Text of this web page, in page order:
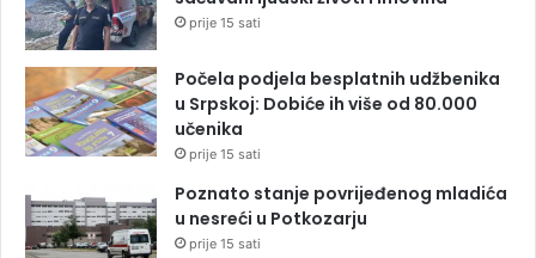
prije 15 sati
Počela podjela besplatnih udžbenika
u Srpskoj: Dobiće ih više od 80.000
učenika
prije 15 sati
Poznato stanje povrijeđenog mladića
u nesreći u Potkozarju
prije 15 sati